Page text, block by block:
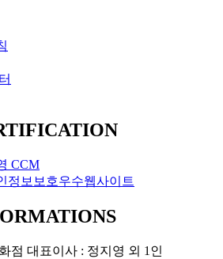
점 대표이사 : 정지영 외 1인